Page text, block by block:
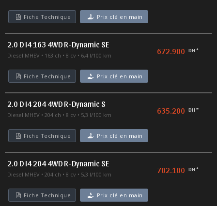
Fiche Technique Prix clé en main
2.0 D I4 163 4WD R-Dynamic SE
Diesel MHEV 163 ch 8 cv 6,4 l/100 km 672.900 DH *
Fiche Technique Prix clé en main
2.0 D I4 204 4WD R-Dynamic S
Diesel MHEV 204 ch 8 cv 5,3 l/100 km 635.200 DH *
Fiche Technique Prix clé en main
2.0 D I4 204 4WD R-Dynamic SE
Diesel MHEV 204 ch 8 cv 5,3 l/100 km 702.100 DH *
Fiche Technique Prix clé en main